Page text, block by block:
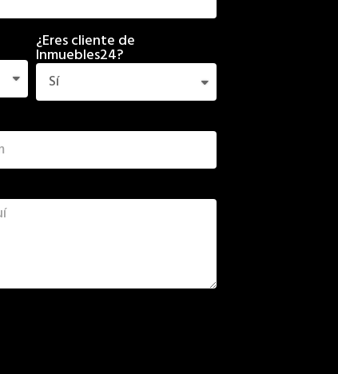
¿Eres cliente de
Inmuebles24?